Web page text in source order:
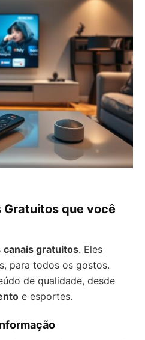
Gratuitos que você
canais gratuitos. Eles
para todos os gostos.
de qualidade, desde
e esportes.